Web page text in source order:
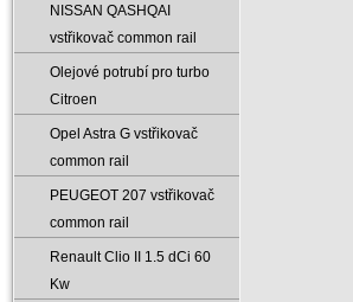
NISSAN QASHQAI
vstřikovač common rail
Olejové potrubí pro turbo
Citroen
Opel Astra G vstřikovač
common rail
PEUGEOT 207 vstřikovač
common rail
Renault Clio II 1.5 dCi 60
Kw